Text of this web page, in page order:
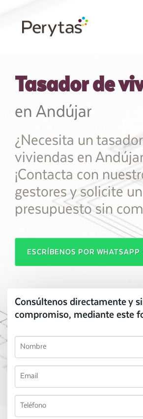
Tasador de
en Andújar
¿Necesita un
viviendas en
¡Contacta con
gestores y solicite un
presupuesto sin
ESCRÍBENOS POR WHATSAPP
Consúltenos directamente y
compromiso, mediante este